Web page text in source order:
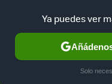
GUÍA DE
Ya puedes ver
Solo